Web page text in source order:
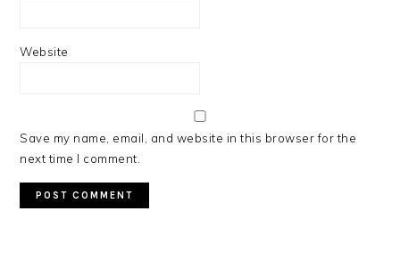
Website
Save my name, email, and website in this browser for the
next time I comment.